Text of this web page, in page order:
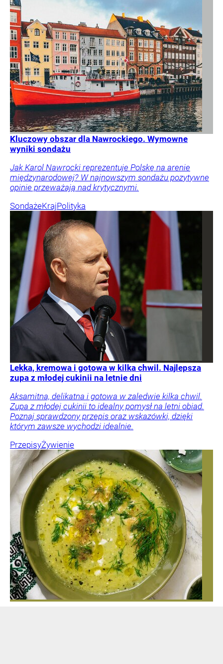
Kluczowy obszar dla Nawrockiego. Wymowne
wyniki sondażu
Jak Karol Nawrocki reprezentuje Polskę na arenie
międzynarodowej? W najnowszym sondażu pozytywne
opinie przeważają nad krytycznymi.
SondażeKrajPolityka
Lekka, kremowa i gotowa w kilka chwil. Najlepsza
zupa z młodej cukinii na letnie dni
Aksamitna, delikatna i gotowa w zaledwie kilka chwil.
Zupa z młodej cukinii to idealny pomysł na letni obiad.
Poznaj sprawdzony przepis oraz wskazówki, dzięki
którym zawsze wychodzi idealnie.
PrzepisyŻywienie